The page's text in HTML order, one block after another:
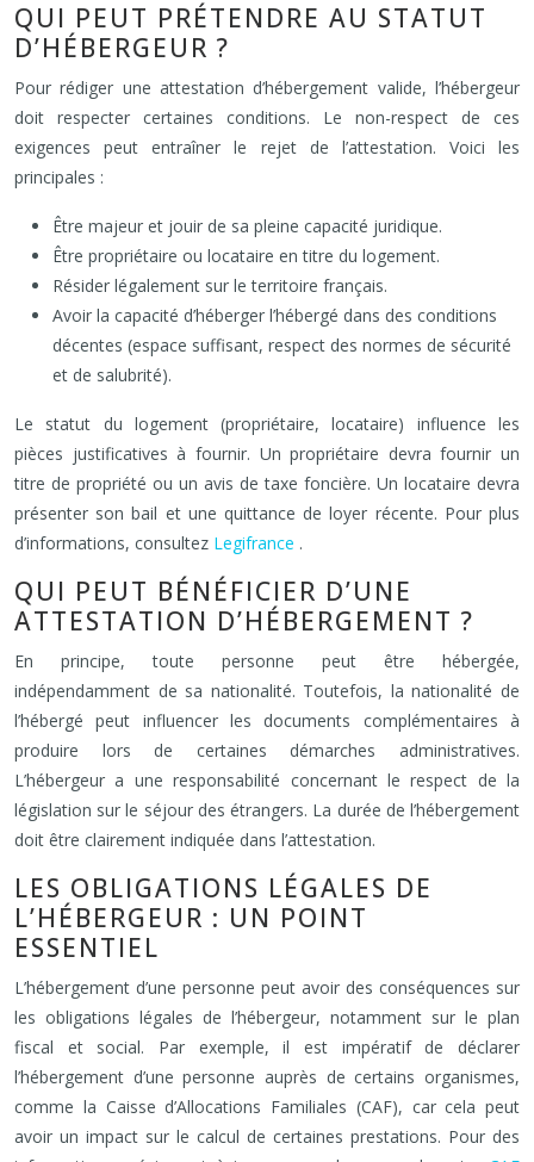
QUI PEUT PRÉTENDRE AU STATUT
D’HÉBERGEUR ?
Pour rédiger une attestation d’hébergement valide, l’hébergeur
doit respecter certaines conditions. Le non-respect de ces
exigences peut entraîner le rejet de l’attestation. Voici les
principales :
Être majeur et jouir de sa pleine capacité juridique.
Être propriétaire ou locataire en titre du logement.
Résider légalement sur le territoire français.
Avoir la capacité d’héberger l’hébergé dans des conditions
décentes (espace suffisant, respect des normes de sécurité
et de salubrité).
Le statut du logement (propriétaire, locataire) influence les
pièces justificatives à fournir. Un propriétaire devra fournir un
titre de propriété ou un avis de taxe foncière. Un locataire devra
présenter son bail et une quittance de loyer récente. Pour plus
d’informations, consultez Legifrance .
QUI PEUT BÉNÉFICIER D’UNE
ATTESTATION D’HÉBERGEMENT ?
En principe, toute personne peut être hébergée,
indépendamment de sa nationalité. Toutefois, la nationalité de
l’hébergé peut influencer les documents complémentaires à
produire lors de certaines démarches administratives.
L’hébergeur a une responsabilité concernant le respect de la
législation sur le séjour des étrangers. La durée de l’hébergement
doit être clairement indiquée dans l’attestation.
LES OBLIGATIONS LÉGALES DE
L’HÉBERGEUR : UN POINT
ESSENTIEL
L’hébergement d’une personne peut avoir des conséquences sur
les obligations légales de l’hébergeur, notamment sur le plan
fiscal et social. Par exemple, il est impératif de déclarer
l’hébergement d’une personne auprès de certains organismes,
comme la Caisse d’Allocations Familiales (CAF), car cela peut
avoir un impact sur le calcul de certaines prestations. Pour des